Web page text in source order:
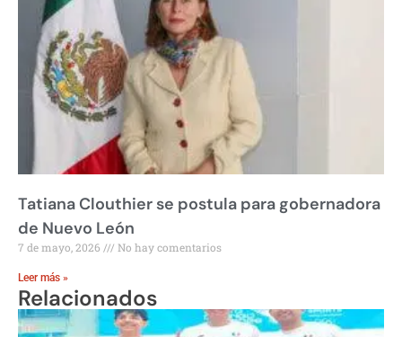
Tatiana Clouthier se postula para gobernadora
de Nuevo León
7 de mayo, 2026 No hay comentarios
Leer más »
Relacionados